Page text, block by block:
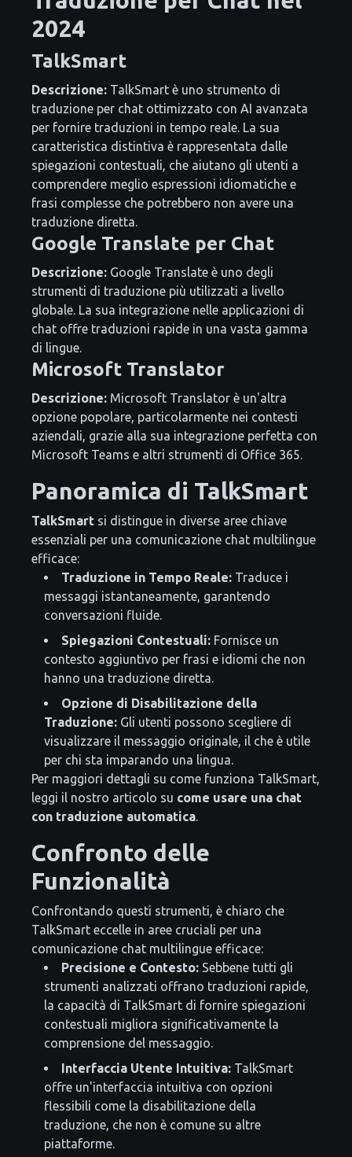
2024
TalkSmart
Descrizione: TalkSmart è uno strumento di
traduzione per chat ottimizzato con AI avanzata
per fornire traduzioni in tempo reale. La sua
caratteristica distintiva è rappresentata dalle
spiegazioni contestuali, che aiutano gli utenti a
comprendere meglio espressioni idiomatiche e
frasi complesse che potrebbero non avere una
traduzione diretta.
Google Translate per Chat
Descrizione: Google Translate è uno degli
strumenti di traduzione più utilizzati a livello
globale. La sua integrazione nelle applicazioni di
chat offre traduzioni rapide in una vasta gamma
di lingue.
Microsoft Translator
Descrizione: Microsoft Translator è un'altra
opzione popolare, particolarmente nei contesti
aziendali, grazie alla sua integrazione perfetta con
Microsoft Teams e altri strumenti di Office 365.
Panoramica di TalkSmart
TalkSmart si distingue in diverse aree chiave
essenziali per una comunicazione chat multilingue
efficace:
Traduzione in Tempo Reale: Traduce i
messaggi istantaneamente, garantendo
conversazioni fluide.
Spiegazioni Contestuali: Fornisce un
contesto aggiuntivo per frasi e idiomi che non
hanno una traduzione diretta.
Opzione di Disabilitazione della
Traduzione: Gli utenti possono scegliere di
visualizzare il messaggio originale, il che è utile
per chi sta imparando una lingua.
Per maggiori dettagli su come funziona TalkSmart,
leggi il nostro articolo su come usare una chat
con traduzione automatica
Confronto delle
Funzionalità
Confrontando questi strumenti, è chiaro che
TalkSmart eccelle in aree cruciali per una
comunicazione chat multilingue efficace:
Precisione e Contesto: Sebbene tutti gli
strumenti analizzati offrano traduzioni rapide,
la capacità di TalkSmart di fornire spiegazioni
contestuali migliora significativamente la
comprensione del messaggio.
Interfaccia Utente Intuitiva: TalkSmart
offre un'interfaccia intuitiva con opzioni
flessibili come la disabilitazione della
traduzione, che non è comune su altre
piattaforme.